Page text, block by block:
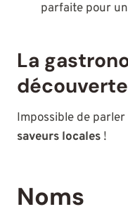
parfaite pour
La
Impossible de
saveurs locales !
Noms